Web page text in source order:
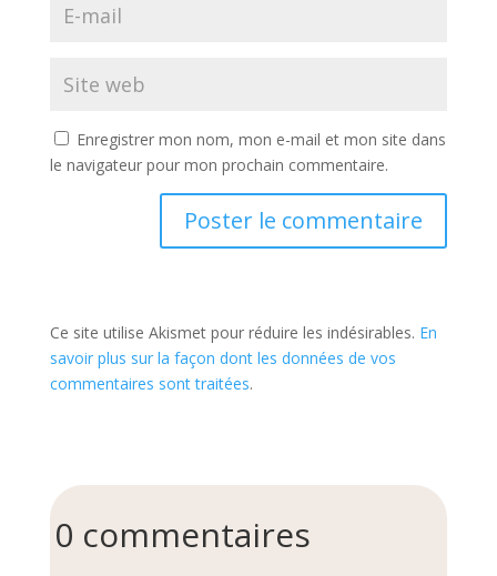
Enregistrer mon nom, mon e-mail et mon site dans
le navigateur pour mon prochain commentaire.
Ce site utilise Akismet pour réduire les indésirables. En
savoir plus sur la façon dont les données de vos
commentaires sont traitées.
0 commentaires